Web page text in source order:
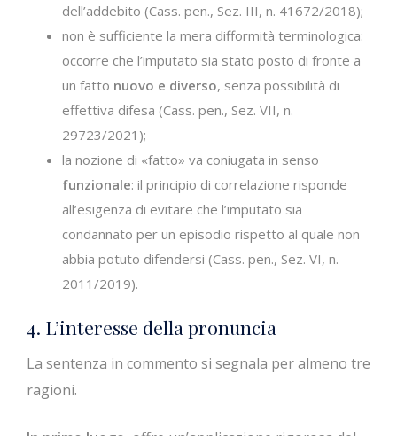
dell’addebito (Cass. pen., Sez. III, n. 41672/2018);
non è sufficiente la mera difformità terminologica:
occorre che l’imputato sia stato posto di fronte a
un fatto nuovo e diverso, senza possibilità di
effettiva difesa (Cass. pen., Sez. VII, n.
29723/2021);
la nozione di «fatto» va coniugata in senso
funzionale: il principio di correlazione risponde
all’esigenza di evitare che l’imputato sia
condannato per un episodio rispetto al quale non
abbia potuto difendersi (Cass. pen., Sez. VI, n.
2011/2019).
4. L’interesse della pronuncia
La sentenza in commento si segnala per almeno tre
ragioni.